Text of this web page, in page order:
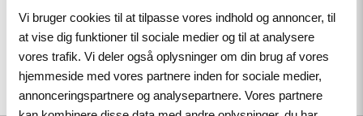
Vi bruger cookies til at tilpasse vores indhold og annoncer, til
at vise dig funktioner til sociale medier og til at analysere
vores trafik. Vi deler også oplysninger om din brug af vores
hjemmeside med vores partnere inden for sociale medier,
annonceringspartnere og analysepartnere. Vores partnere
Description Specifications Files